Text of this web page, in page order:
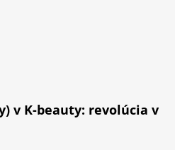
v K-beauty: revolúcia v